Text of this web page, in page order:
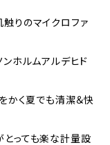
りのマイクロファ
ホルムアルデヒド
かく夏でも清潔＆快
っても楽な計量設